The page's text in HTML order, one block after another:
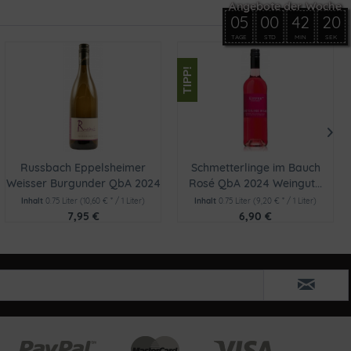
Russbach Eppelsheimer
Weisser Burgunder QbA 2024
Inhalt 0.75 Liter (10,60 € * / 1 Liter)
7,95 €
TIPP!
Schmetterlinge im Bauch
Rosé QbA 2024 Weingut...
Inhalt 0.75 Liter (9,20 € * / 1 Liter)
6,90 €
05
TAGE
00
STD
42
MIN
19
SEK